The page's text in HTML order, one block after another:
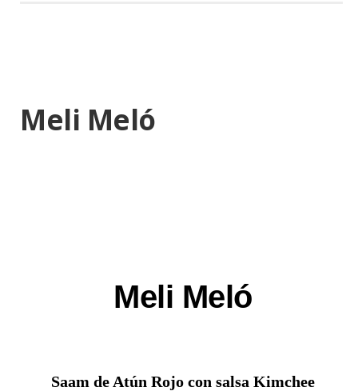
Meli Meló
Meli Meló
Saam de Atún Rojo con salsa Kimchee